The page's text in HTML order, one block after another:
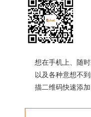
想在手机上、随
以及各种意想不
描二维码快速添加